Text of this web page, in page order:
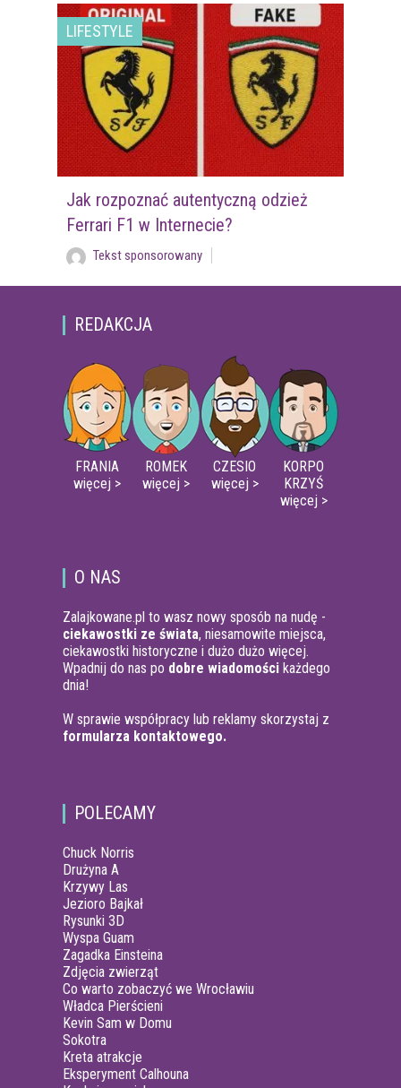
LIFESTYLE
Jak rozpoznać autentyczną odzież
Ferrari F1 w Internecie?
Tekst sponsorowany
REDAKCJA
FRANIA
więcej >
ROMEK
więcej >
CZESIO
więcej >
KORPO
KRZYŚ
więcej >
O NAS
Zalajkowane.pl to wasz nowy sposób na nudę -
ciekawostki ze świata, niesamowite miejsca,
ciekawostki historyczne i dużo dużo więcej.
Wpadnij do nas po dobre wiadomości każdego
dnia!
W sprawie współpracy lub reklamy skorzystaj z
formularza kontaktowego.
POLECAMY
Chuck Norris
Drużyna A
Krzywy Las
Jezioro Bajkał
Rysunki 3D
Wyspa Guam
Zagadka Einsteina
Zdjęcia zwierząt
Co warto zobaczyć we Wrocławiu
Władca Pierścieni
Kevin Sam w Domu
Sokotra
Kreta atrakcje
Eksperyment Calhouna